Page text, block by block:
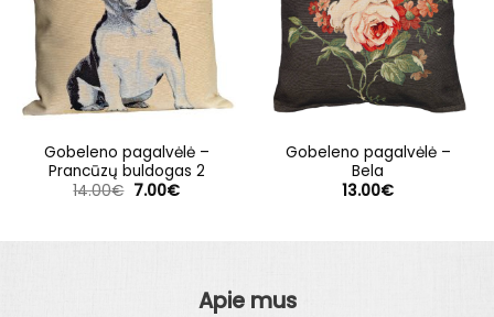
Gobeleno pagalvėlė –
Prancūzų buldogas 2
14.00€ Original
7.00€Current
Gobeleno pagalvėlė –
Bela
13.00€
Apie mus